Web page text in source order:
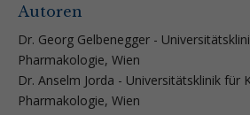
Autoren
Dr. Georg Gelbenegger -
Pharmakologie, Wien
Dr. Anselm Jorda - Universitätsklinik für
Pharmakologie, Wien